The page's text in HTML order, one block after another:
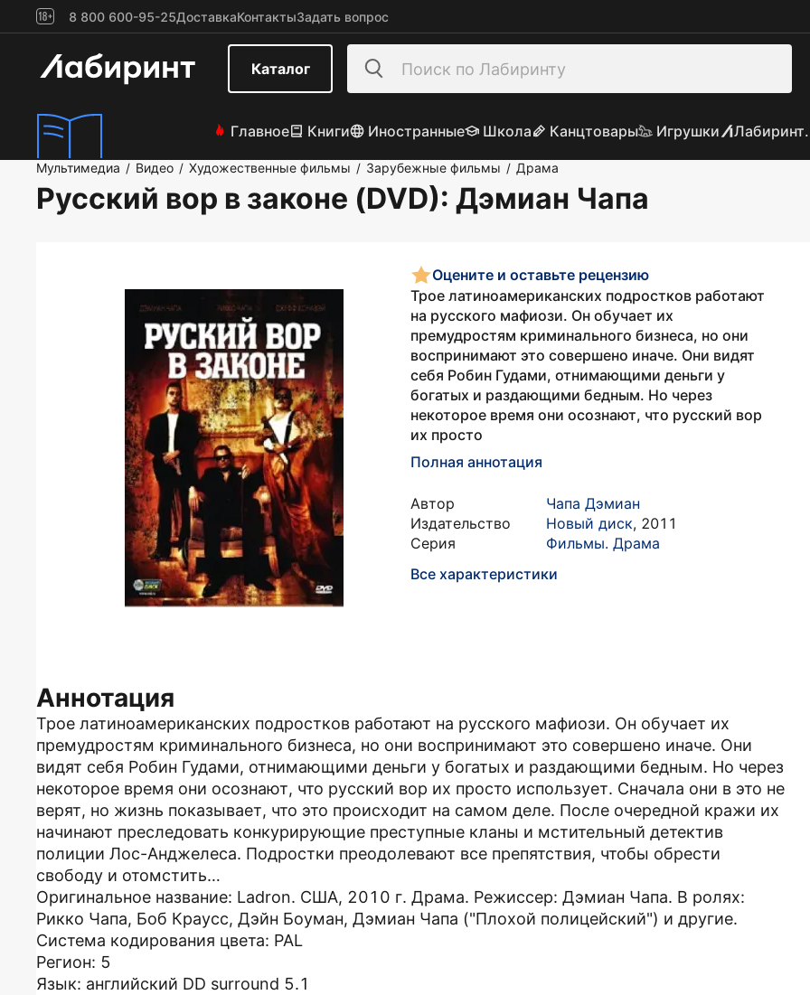
8 800 600-95-25ДоставкаКонтактыЗадать вопрос
Каталог
Главное Книги Иностранные Школа Канцтовары Игрушки
Мультимедиа / Видео / Художественные фильмы / Зарубежные фильмы / Драма
Русский вор в законе (DVD): Дэмиан Чапа
Оцените и оставьте рецензию
Трое латиноамериканских подростков работают
на русского мафиози. Он обучает их
премудростям криминального бизнеса, но они
воспринимают это совершено иначе. Они видят
себя Робин Гудами, отнимающими деньги у
богатых и раздающими бедным. Но через
некоторое время они осознают, что русский вор
их просто
Полная аннотация
Автор
Чапа Дэмиан
Издательство
Новый диск, 2011
Серия
Фильмы. Драма
Все характеристики
Аннотация
Трое латиноамериканских подростков работают на русского мафиози. Он обучает их
премудростям криминального бизнеса, но они воспринимают это совершено иначе. Они
видят себя Робин Гудами, отнимающими деньги у богатых и раздающими бедным. Но через
некоторое время они осознают, что русский вор их просто использует. Сначала они в это не
верят, но жизнь показывает, что это происходит на самом деле. После очередной кражи их
начинают преследовать конкурирующие преступные кланы и мстительный детектив
полиции Лос-Анджелеса. Подростки преодолевают все препятствия, чтобы обрести
свободу и отомстить…
Оригинальное название: Ladron. США, 2010 г. Драма. Режиссер: Дэмиан Чапа. В ролях:
Рикко Чапа, Боб Краусс, Дэйн Боуман, Дэмиан Чапа ("Плохой полицейский") и другие.
Система кодирования цвета: PAL
Регион: 5
Язык: английский DD surround 5.1